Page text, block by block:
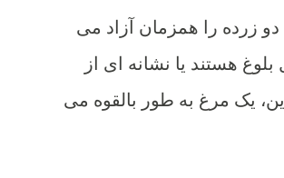
زرده را همزمان آزاد می
هستند یا نشانه ای از
یک مرغ به طور بالقوه می